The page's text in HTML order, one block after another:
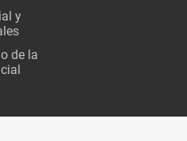
y
de la